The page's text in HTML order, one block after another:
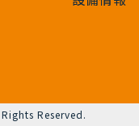
Reserved.